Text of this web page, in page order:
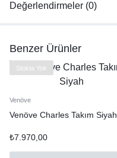
Değerlendirmeler (0)
Benzer Ürünler
Stokta Yok
Venöve
Venöve Charles Takım Siyah
₺7.970,00